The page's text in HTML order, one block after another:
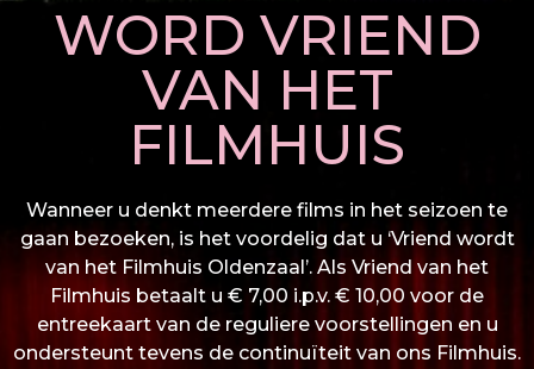
WORD VRIEND
VAN HET
FILMHUIS
Wanneer u denkt meerdere films in het seizoen te
gaan bezoeken, is het voordelig dat u ‘Vriend wordt
van het Filmhuis Oldenzaal’. Als Vriend van het
Filmhuis betaalt u € 7,00 i.p.v. € 10,00 voor de
entreekaart van de reguliere voorstellingen en u
ondersteunt tevens de continuïteit van ons Filmhuis.